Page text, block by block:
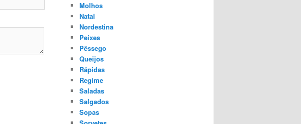
Molhos
Natal
Nordestina
Peixes
Pêssego
Queijos
Rápidas
Regime
Saladas
Salgados
Sopas